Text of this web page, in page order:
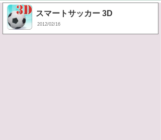
スマートサッカー 3D
2012/02/16